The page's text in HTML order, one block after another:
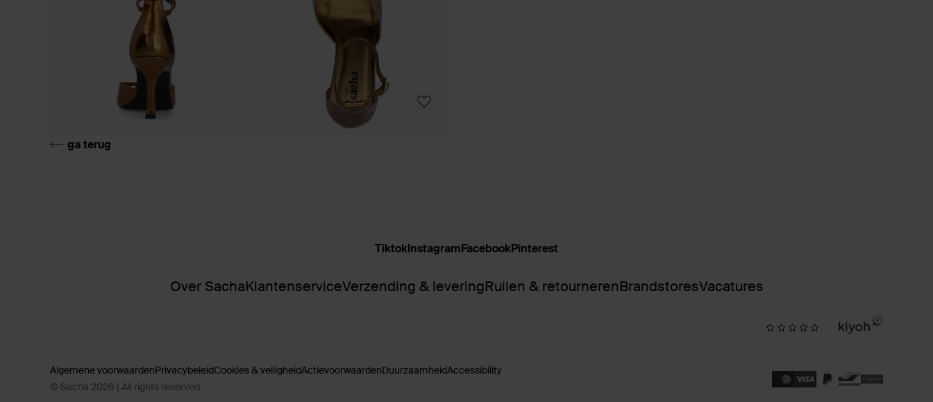
ga terug
Over SachaKlantenserviceVerzending & leveringRuilen & retournerenBrandstoresVacatures
TiktokInstagramFacebookPinterest
Algemene voorwaardenPrivacybeleidCookies & veiligheidActievoorwaardenDuurzaamheidAccessibility
© Sacha 2026 | All rights reserved